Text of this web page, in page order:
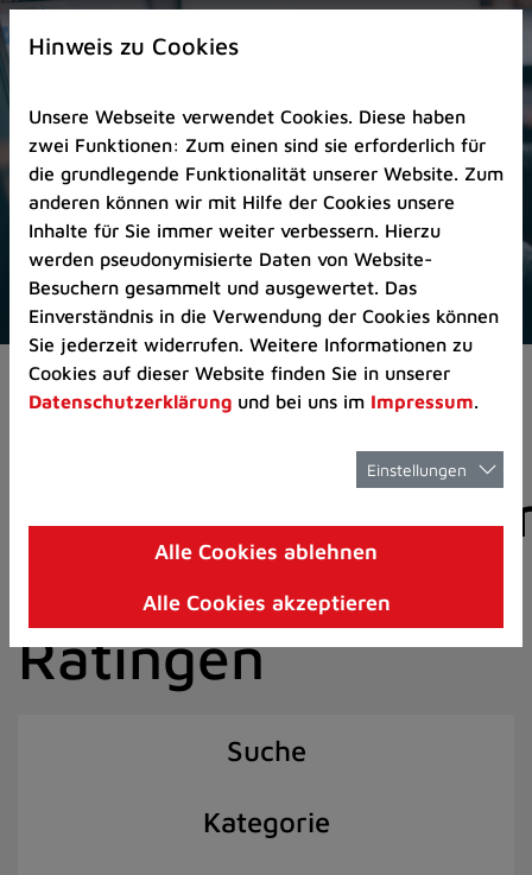
Zur
Startseite
Zum
Seitenanfang
springen
(Schnelltaste
A)
Zur
Navigation/Menü
springen
(Schnelltaste
M)
Zur
8)
I)
Aktuelles Pressemitteilungen
der Stadt
Ratingen
Suche
Kategorie
Hinweis zu Cookies
Unsere Webseite verwendet Cookies. Diese haben
zwei Funktionen: Zum einen sind sie erforderlich für
die grundlegende Funktionalität unserer Website. Zum
anderen können wir mit Hilfe der Cookies unsere
Inhalte für Sie immer weiter verbessern. Hierzu
werden pseudonymisierte Daten von Website-
Besuchern gesammelt und ausgewertet. Das
Einverständnis in die Verwendung der Cookies können
Sie jederzeit widerrufen. Weitere Informationen zu
Cookies auf dieser Website finden Sie in unserer
Datenschutzerklärung und bei uns im Impressum.
Einstellungen
Alle Cookies ablehnen
Alle Cookies akzeptieren